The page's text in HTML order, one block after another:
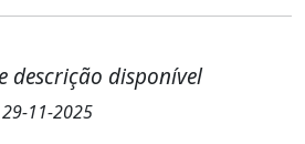
descrição disponível
29-11-2025